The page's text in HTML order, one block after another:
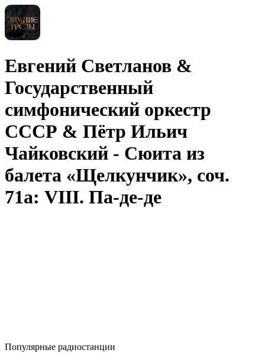
Евгений Светланов &
Государственный
симфонический оркестр
СССР & Пётр Ильич
Чайковский - Сюита из
балета «Щелкунчик», соч.
71а: VIII. Па-де-де
Популярные радиостанции